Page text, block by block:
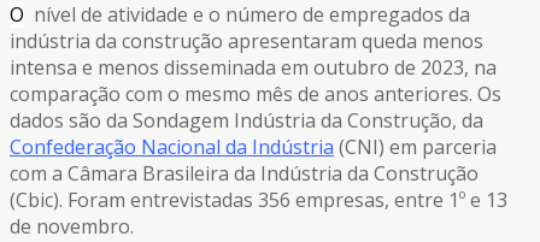
O nível de atividade e o número de empregados da
indústria da construção apresentaram queda menos
intensa e menos disseminada em outubro de 2023, na
comparação com o mesmo mês de anos anteriores. Os
dados são da Sondagem Indústria da Construção, da
Confederação Nacional da Indústria (CNI) em parceria
com a Câmara Brasileira da Indústria da Construção
(Cbic). Foram entrevistadas 356 empresas, entre 1º e 13
de novembro.